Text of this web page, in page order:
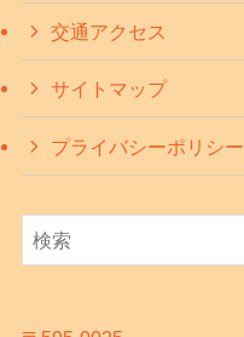
交通アクセス
サイトマップ
プライバシーポリシー